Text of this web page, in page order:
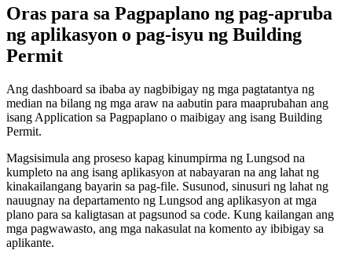
Oras para sa Pagpaplano ng pag-apruba
ng aplikasyon o pag-isyu ng Building
Permit
Ang dashboard sa ibaba ay nagbibigay ng mga pagtatantya ng
median na bilang ng mga araw na aabutin para maaprubahan ang
isang Application sa Pagpaplano o maibigay ang isang Building
Permit.
Magsisimula ang proseso kapag kinumpirma ng Lungsod na
kumpleto na ang isang aplikasyon at nabayaran na ang lahat ng
kinakailangang bayarin sa pag-file. Susunod, sinusuri ng lahat ng
nauugnay na departamento ng Lungsod ang aplikasyon at mga
plano para sa kaligtasan at pagsunod sa code. Kung kailangan ang
mga pagwawasto, ang mga nakasulat na komento ay ibibigay sa
aplikante.